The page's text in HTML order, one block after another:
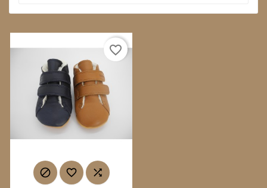
  
favorite_border